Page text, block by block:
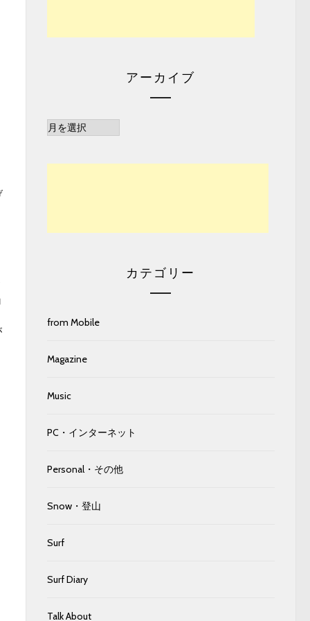
アーカイブ
ア
カテゴリー
from Mobile
Magazine
Music
PC・インターネット
Personal・その他
Snow・登山
Surf
Surf Diary
Talk About